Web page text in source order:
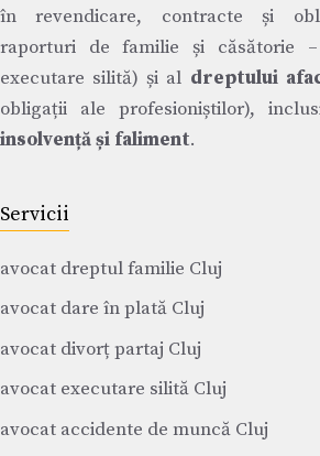
în revendicare, contracte și
raporturi de familie și căsătorie
executare silită) și al dreptului
obligații ale profesioniștilor),
insolvență și faliment.
Servicii
avocat dreptul familie Cluj
avocat dare în plată Cluj
avocat divorț partaj Cluj
avocat executare silită Cluj
avocat accidente de muncă Cluj